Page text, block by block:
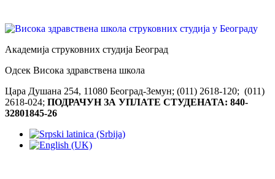
Академија струковних студија Београд
Одсек Висока здравствена школа
Цара Душана 254, 11080 Београд-Земун; (011) 2618-120; (011)
2618-024; ПОДРАЧУН ЗА УПЛАТЕ СТУДЕНАТА: 840-
32801845-26